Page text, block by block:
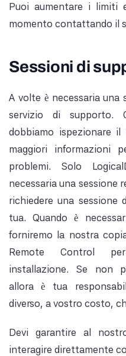
Puoi aumentare i limiti
momento contattando il
Sessioni di
A volte è necessaria una
servizio di supporto.
dobbiamo ispezionare
maggiori informazioni
problemi. Solo
necessaria una sessione
richiedere una
tua. Quando è
forniremo la nostra
Remote Control
installazione. Se non
allora è tua
diverso, a vostro costo,
Devi garantire al
interagire direttamente